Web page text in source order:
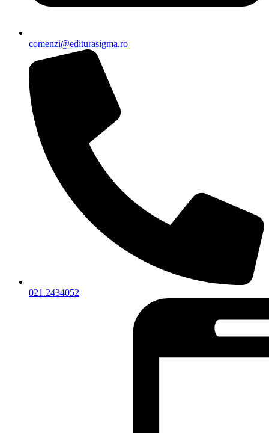
comenzi@editurasigma.ro
021.2434052